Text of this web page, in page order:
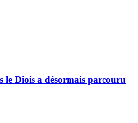
le Diois a désormais parcouru